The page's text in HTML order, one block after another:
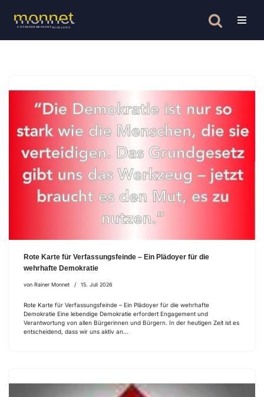
Zum
Rote Karte für Verfassungsfeinde – Ein Plädoyer für die
wehrhafte Demokratie
von Rainer Monnet 15. Juli 2026
Rote Karte für Verfassungsfeinde – Ein Plädoyer für die wehrhafte
Demokratie Eine lebendige Demokratie erfordert Engagement und
Verantwortung von allen Bürgerinnen und Bürgern. In der heutigen Zeit ist es
entscheidend, dass wir uns aktiv an…